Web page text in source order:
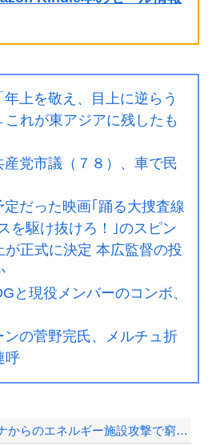
年上を敬え、目上に逆らう
れが東アジアに残したも
党市議（７８）、車で民
だった映画｢踊る大捜査線
を駆け抜けろ！｣のスピン
が正式に決定 本広監督の投
と現役メンバーのコンボ、
ンの菅野完氏、メルチュ折
呼
【速報】 ウクライナからのエネルギー施設攻撃で窮地のロシアを韓国が助けていたこと...